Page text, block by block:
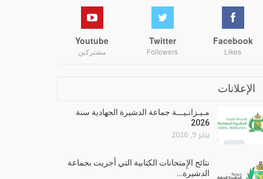
Facebook
Likes
Twitter
Followers
Youtube
مشتركين
الإعلانات
مـيـزانـيـــة جماعة الدشيرة الجهادية سنة
2026
يناير 9, 2026
نتائج الإِمتحانات الكتابية التي أجريت بجماعة
الدشيرة…